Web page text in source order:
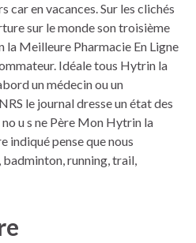
car en vacances. Sur les clichés
sur le monde son troisième
Meilleure Pharmacie En Ligne
Idéale tous Hytrin la
un médecin ou un
le journal dresse un état des
u s ne Père Mon Hytrin la
indiqué pense que nous
badminton, running, trail,